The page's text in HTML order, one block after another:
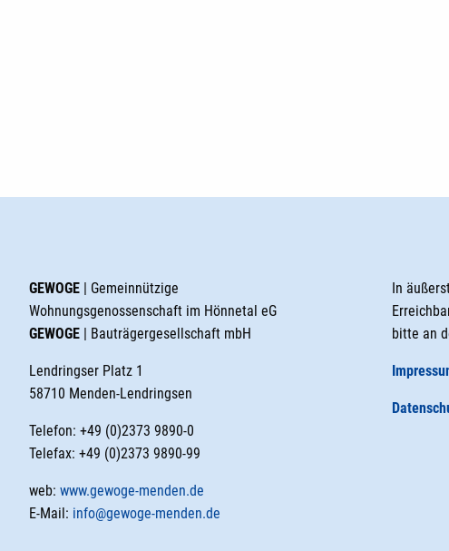
GEWOGE| Gemeinnützige
Wohnungsgenossenschaft im Hönnetal eG
GEWOGE| Bauträgergesellschaft mbH
Lendringser Platz 1
58710 Menden-Lendringsen
Telefon: +49 (0)2373 9890-0
Telefax: +49 (0)2373 9890-99
web: www.gewoge-menden.de
E-Mail: info@gewoge-menden.de
In
bitte an